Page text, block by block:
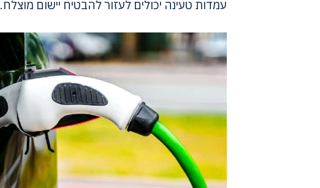
עמדות טעינה יכולים לעזור להבטיח יישום מוצלח.